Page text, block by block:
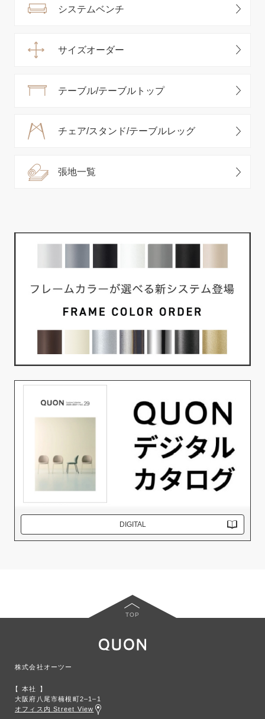
システムベンチ
サイズオーダー
テーブル/テーブルトップ
チェア/スタンド/テーブルレッグ
張地一覧
DIGITAL
TOP
株式会社オーツー
本社
大阪府八尾市楠根町2‒1‒1
オフィス内 Street View